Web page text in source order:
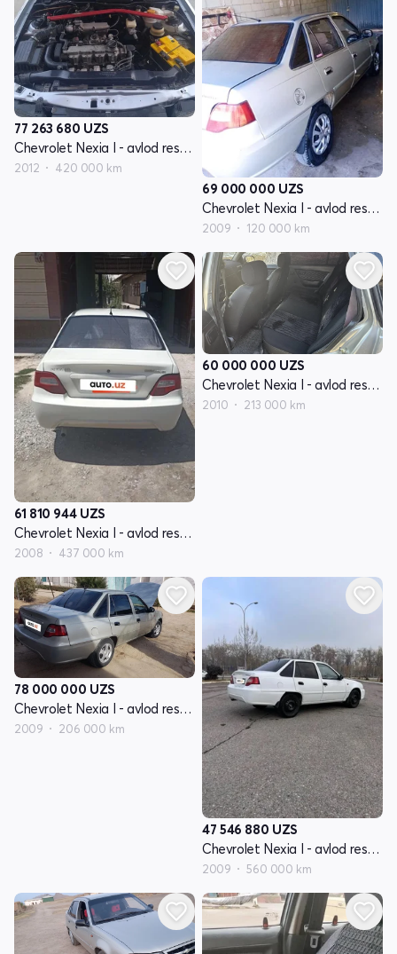
77 263 680 UZS
Chevrolet Nexia I - avlod restayling
2012 420 000 km
69 000 000 UZS
Chevrolet Nexia I - avlod restayling
2009 120 000 km
61 810 944 UZS
Chevrolet Nexia I - avlod restayling
2008 437 000 km
60 000 000 UZS
Chevrolet Nexia I - avlod restayling
2010 213 000 km
78 000 000 UZS
Chevrolet Nexia I - avlod restayling
2009 206 000 km
47 546 880 UZS
Chevrolet Nexia I - avlod restayling
2009 560 000 km